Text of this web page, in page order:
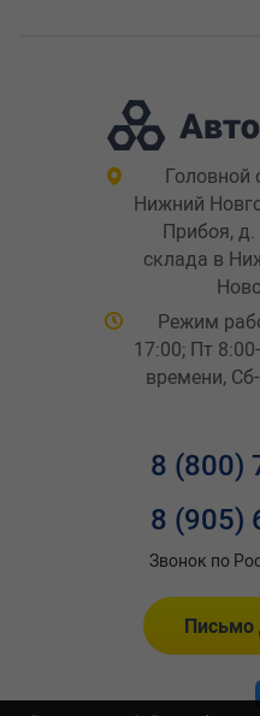
Головной
Нижний
Прибоя, д.
склада в
Режим
17:00; Пт
времени,
8 (800)
8 (905)
Звонок по
Письмо